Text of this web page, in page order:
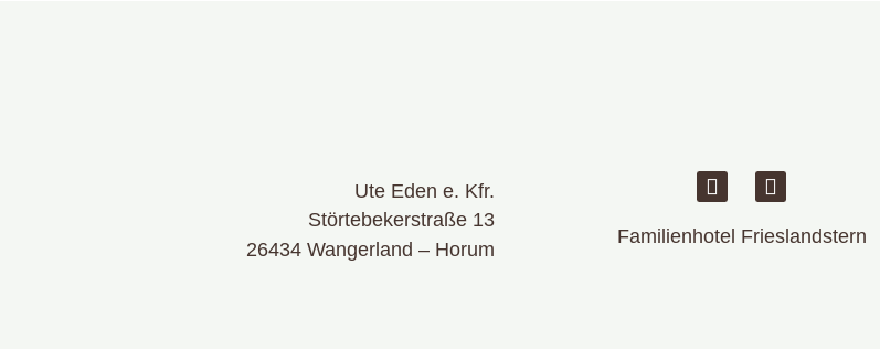
Ute Eden e. Kfr.
Störtebekerstraße 13
26434 Wangerland – Horum
Familienhotel Frieslandstern